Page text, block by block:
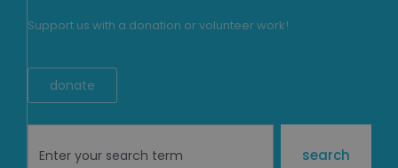
Support us with a donation or volunteer work!
donate
search